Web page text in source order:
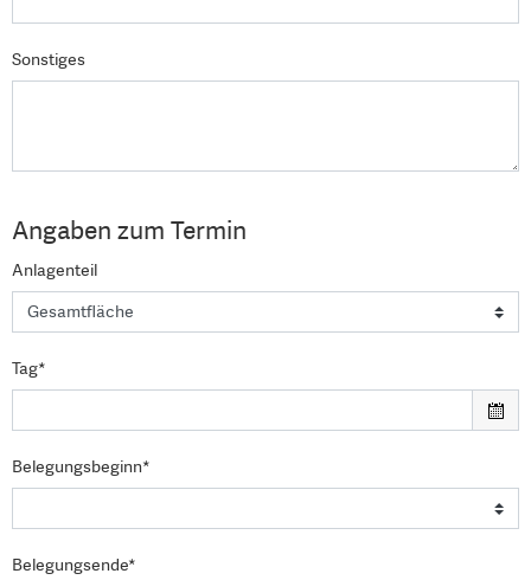
Sonstiges
Angaben zum Termin
Anlagenteil
Tag*
Belegungsbeginn*
Belegungsende*